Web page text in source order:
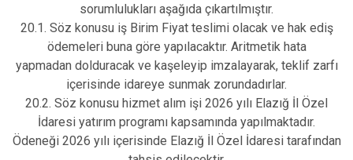
sorumlulukları aşağıda çıkartılmıştır.
20.1. Söz konusu iş Birim Fiyat teslimi olacak ve hak ediş
ödemeleri buna göre yapılacaktır. Aritmetik hata
yapmadan dolduracak ve kaşeleyip imzalayarak, teklif zarfı
içerisinde idareye sunmak zorundadırlar.
20.2. Söz konusu hizmet alım işi 2026 yılı Elazığ İl Özel
İdaresi yatırım programı kapsamında yapılmaktadır.
Ödeneği 2026 yılı içerisinde Elazığ İl Özel İdaresi tarafından